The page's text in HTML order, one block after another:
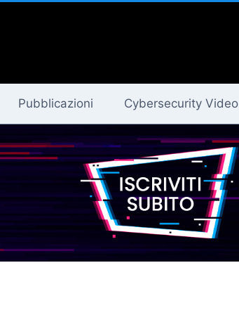
Pubblicazioni Cybersecurity Video